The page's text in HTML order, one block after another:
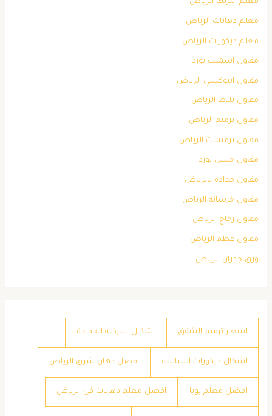
معلم انترلك الرياض
معلم دهانات الرياض
معلم ديكورات الرياض
مقاول اسمنت بورد
مقاول ايبوكسي الرياض
مقاول بلاط الرياض
مقاول ترميم الرياض
مقاول ترميمات الرياض
مقاول جبس بورد
مقاول حداده بالرياض
مقاول خرسانه الرياض
مقاول زجاج الرياض
مقاول عظم الرياض
ورق جدران الرياض
اسعار ترميم الشقق اشكال الباركيه الجديدة
اشكال ديكورات الشاشه افضل دهان شرق الرياض
افضل معلم بويا افضل معلم دهانات في الرياض